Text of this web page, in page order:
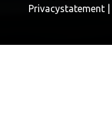
Privacystatement